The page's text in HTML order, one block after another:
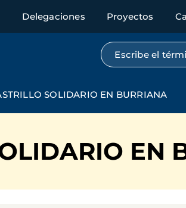
Delegaciones Proyectos
Búsqueda
SOLIDARIO EN BURRIANA
EN